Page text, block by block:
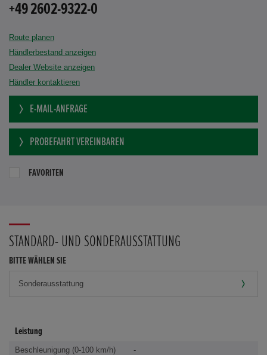
+49 2602-9322-0
Route planen
Händlerbestand anzeigen
Dealer Website anzeigen
Händler kontaktieren
E-MAIL-ANFRAGE
PROBEFAHRT VEREINBAREN
FAVORITEN
STANDARD- UND SONDERAUSSTATTUNG
BITTE WÄHLEN SIE
Leistung
Beschleunigung (0-100 km/h)
-